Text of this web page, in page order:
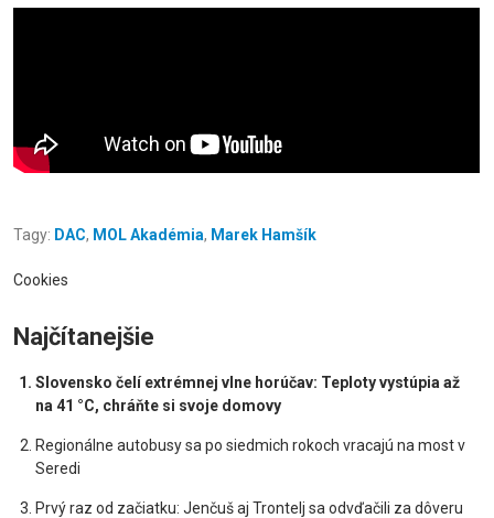
Tagy: DAC, MOL Akadémia, Marek Hamšík
Cookies
Najčítanejšie
Slovensko čelí extrémnej vlne horúčav: Teploty vystúpia až
na 41 °C, chráňte si svoje domovy
Regionálne autobusy sa po siedmich rokoch vracajú na most v
Seredi
Prvý raz od začiatku: Jenčuš aj Trontelj sa odvďačili za dôveru